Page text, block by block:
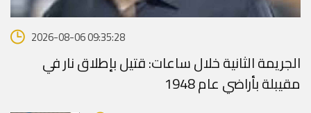
2026-08-06 09:35:28
الجريمة الثانية خلال ساعات: قتيل بإطلاق نار في
مقيبلة بأراضي عام 1948